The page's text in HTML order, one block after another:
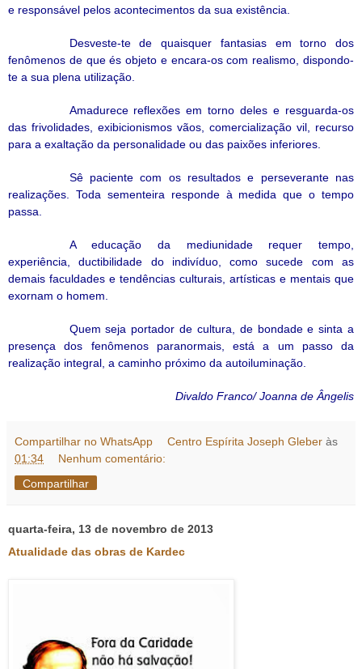
e responsável pelos acontecimentos da sua existência.
Desveste-te de quaisquer fantasias em torno dos
fenômenos de que és objeto e encara-os com realismo, dispondo-
te a sua plena utilização.
Amadurece reflexões em torno deles e resguarda-os
das frivolidades, exibicionismos vãos, comercialização vil, recurso
para a exaltação da personalidade ou das paixões inferiores.
Sê paciente com os resultados e perseverante nas
realizações. Toda sementeira responde à medida que o tempo
passa.
A educação da mediunidade requer tempo,
experiência, ductibilidade do indivíduo, como sucede com as
demais faculdades e tendências culturais, artísticas e mentais que
exornam o homem.
Quem seja portador de cultura, de bondade e sinta a
presença dos fenômenos paranormais, está a um passo da
realização integral, a caminho próximo da autoiluminação.
Divaldo Franco/ Joanna de Ângelis
Compartilhar no WhatsApp Centro Espírita Joseph Gleber às
01:34
Nenhum comentário:
Compartilhar
quarta-feira, 13 de novembro de 2013
Atualidade das obras de Kardec